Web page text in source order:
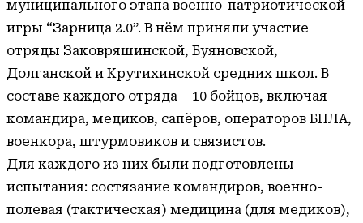
муниципального этапа военно-патриотической
игры “Зарница 2.0”. В нём приняли участие
отряды Заковряшинской, Буяновской,
Долганской и Крутихинской средних школ. В
составе каждого отряда – 10 бойцов, включая
командира, медиков, сапёров, операторов БПЛА,
военкора, штурмовиков и связистов.
Для каждого из них были подготовлены
испытания: состязание командиров, военно-
полевая (тактическая) медицина (для медиков),